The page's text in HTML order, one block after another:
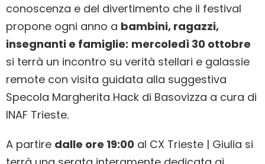
conoscenza e del divertimento che il festival
propone ogni anno a bambini, ragazzi,
insegnanti e famiglie: mercoledì 30 ottobre
si terrà un incontro su verità stellari e galassie
remote con visita guidata alla suggestiva
Specola Margherita Hack di Basovizza a cura di
INAF Trieste.
A partire dalle ore 19:00 al CX Trieste | Giulia si